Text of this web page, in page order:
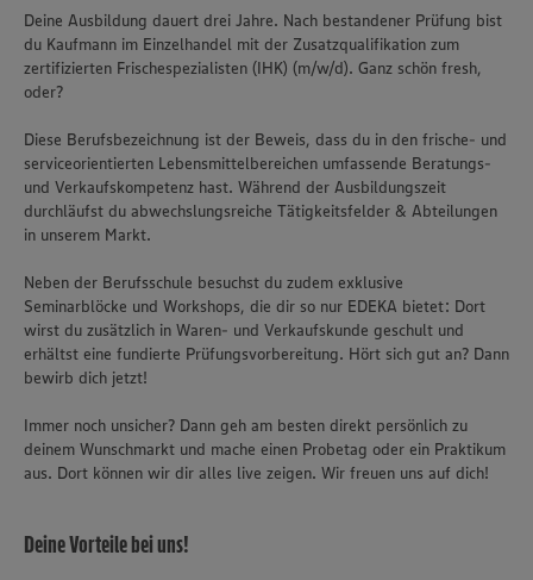
Deine Ausbildung dauert drei Jahre. Nach bestandener Prüfung bist
du Kaufmann im Einzelhandel mit der Zusatzqualifikation zum
zertifizierten Frischespezialisten (IHK) (m/w/d). Ganz schön fresh,
oder?
Diese Berufsbezeichnung ist der Beweis, dass du in den frische- und
serviceorientierten Lebensmittelbereichen umfassende Beratungs-
und Verkaufskompetenz hast. Während der Ausbildungszeit
durchläufst du abwechslungsreiche Tätigkeitsfelder & Abteilungen
in unserem Markt.
Neben der Berufsschule besuchst du zudem exklusive
Seminarblöcke und Workshops, die dir so nur EDEKA bietet: Dort
wirst du zusätzlich in Waren- und Verkaufskunde geschult und
erhältst eine fundierte Prüfungsvorbereitung. Hört sich gut an? Dann
bewirb dich jetzt!
Immer noch unsicher? Dann geh am besten direkt persönlich zu
deinem Wunschmarkt und mache einen Probetag oder ein Praktikum
aus. Dort können wir dir alles live zeigen. Wir freuen uns auf dich!
Deine Vorteile bei uns!